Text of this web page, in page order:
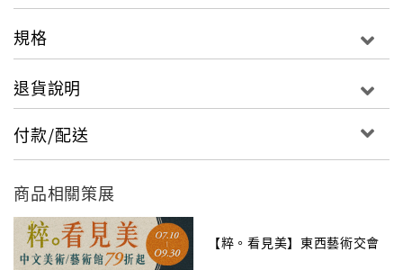
規格
退貨說明
付款/配送
商品相關策展
【粹。看見美】東西藝術交會